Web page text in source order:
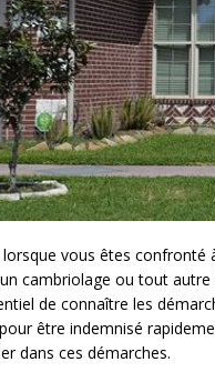
vous êtes confronté
cambriolage ou tout
de connaître les
être indemnisé
dans ces démarches.